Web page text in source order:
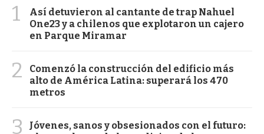
1
Así detuvieron al cantante de trap Nahuel
One23 y a chilenos que explotaron un cajero
en Parque Miramar
2
Comenzó la construcción del edificio más
alto de América Latina: superará los 470
metros
3
Jóvenes, sanos y obsesionados con el futuro: